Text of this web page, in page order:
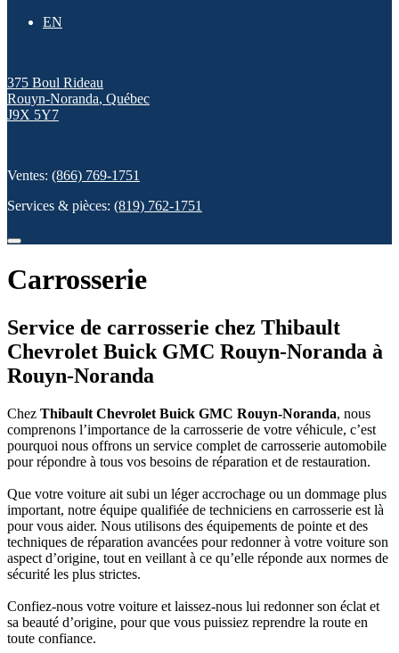
EN
375 Boul Rideau
Rouyn-Noranda, Québec
J9X 5Y7
Ventes: (866) 769-1751
Services & pièces: (819) 762-1751
Carrosserie
Service de carrosserie chez Thibault
Chevrolet Buick GMC Rouyn-Noranda à
Rouyn-Noranda
Chez Thibault Chevrolet Buick GMC Rouyn-Noranda, nous
comprenons l’importance de la carrosserie de votre véhicule, c’est
pourquoi nous offrons un service complet de carrosserie automobile
pour répondre à tous vos besoins de réparation et de restauration.
Que votre voiture ait subi un léger accrochage ou un dommage plus
important, notre équipe qualifiée de techniciens en carrosserie est là
pour vous aider. Nous utilisons des équipements de pointe et des
techniques de réparation avancées pour redonner à votre voiture son
aspect d’origine, tout en veillant à ce qu’elle réponde aux normes de
sécurité les plus strictes.
Confiez-nous votre voiture et laissez-nous lui redonner son éclat et
sa beauté d’origine, pour que vous puissiez reprendre la route en
toute confiance.